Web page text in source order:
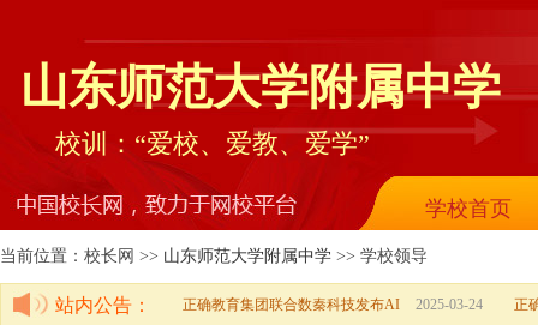
山东师范大学附属中学
校训：“爱校、爱教、爱学”
学校首页
当前位置：校长网 >> 山东师范大学附属中学 >> 学校领导
站内公告： 2025-03-24
正确教育集团联合数秦科技发布AI 正